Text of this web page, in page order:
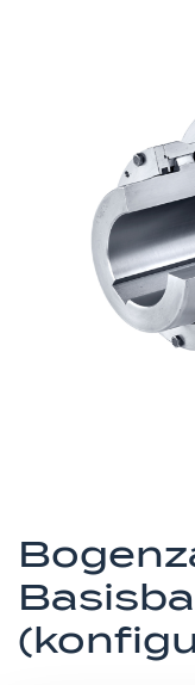
Anfang
der
Bildergalerie
springen